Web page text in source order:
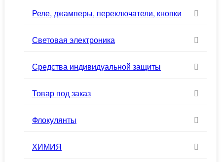
Реле, джамперы, переключатели, кнопки
Световая электроника
Средства индивидуальной защиты
Товар под заказ
Флокулянты
ХИМИЯ